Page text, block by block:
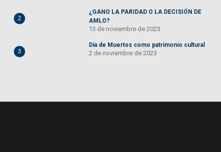
2
¿GANO LA PARIDAD O LA DECISIÓN DE
AMLO?
13 de noviembre de 2023
3
Día de Muertos como patrimonio cultural
2 de noviembre de 2023